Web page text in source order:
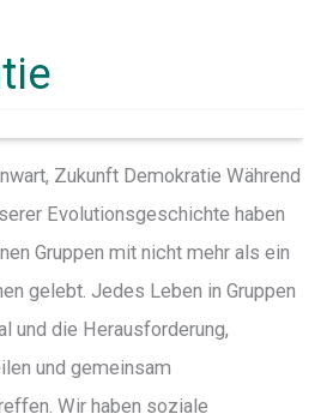
Zukunft Demokratie Während
Evolutionsgeschichte haben
Gruppen mit nicht mehr als ein
gelebt. Jedes Leben in Gruppen
und die Herausforderung,
und gemeinsam
Wir haben soziale